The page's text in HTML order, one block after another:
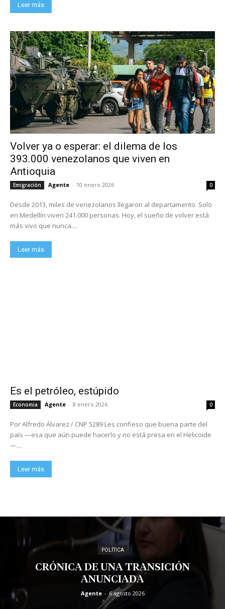
Leer más
Volver ya o esperar: el dilema de los
393.000 venezolanos que viven en
Antioquia
Emigración Agente - 10 enero 2026 0
Desde 2013, miles de venezolanos llegaron al departamento. Solo
en Medellín viven 241.000 personas. Hoy, el sueño de volver está
más vivo que nunca....
Leer más
Es el petróleo, estúpido
Economia Agente - 8 enero 2026 0
Por Alfredo Álvarez / CNP 5289 Les confieso que buena parte del
país —esa que aún puede hacerlo y no está presa en el Helicoide
—...
Leer más
POLÍTICA
CRÓNICA DE UNA TRANSICIÓN
ANUNCIADA
Agente - 6 agosto 2026